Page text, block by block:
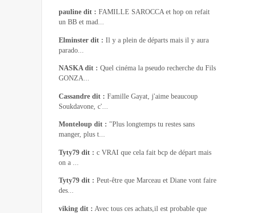
pauline dit : FAMILLE SAROCCA et hop on refait
un BB et mad...
Elminster dit : Il y a plein de départs mais il y aura
parado...
NASKAdit : Quel cinéma la pseudo recherche du Fils
GONZA...
Cassandre dit : Famille Gayat, j'aime beaucoup
Soukdavone, c'...
Monteloup dit : "Plus longtemps tu restes sans
manger, plus t...
Tyty79 dit : c VRAI que cela fait bcp de départ mais
on a ...
Tyty79 dit : Peut-être que Marceau et Diane vont faire
des...
viking dit : Avec tous ces achats,il est probable que